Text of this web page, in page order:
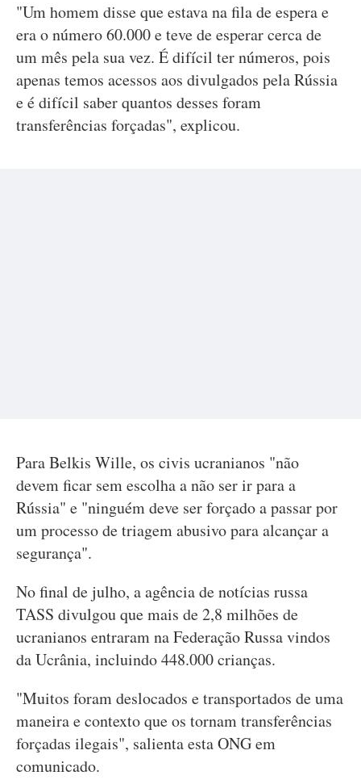
"Um homem disse que estava na fila de espera e
era o número 60.000 e teve de esperar cerca de
um mês pela sua vez. É difícil ter números, pois
apenas temos acessos aos divulgados pela Rússia
e é difícil saber quantos desses foram
transferências forçadas", explicou.
Para Belkis Wille, os civis ucranianos "não
devem ficar sem escolha a não ser ir para a
Rússia" e "ninguém deve ser forçado a passar por
um processo de triagem abusivo para alcançar a
segurança".
No final de julho, a agência de notícias russa
TASS divulgou que mais de 2,8 milhões de
ucranianos entraram na Federação Russa vindos
da Ucrânia, incluindo 448.000 crianças.
"Muitos foram deslocados e transportados de uma
maneira e contexto que os tornam transferências
forçadas ilegais", salienta esta ONG em
comunicado.